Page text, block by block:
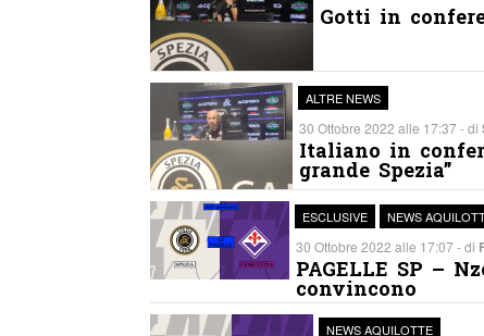
Gotti in
ALTRE NEWS
30 Ottobre 2022 alle 17:37 - di
Italiano in
grande Spezia”
ESCLUSIVE NEWS
30 Ottobre 2022 alle 17:07 - di
PAGELLE SP –
convincono
NEWS AQUILOTTE